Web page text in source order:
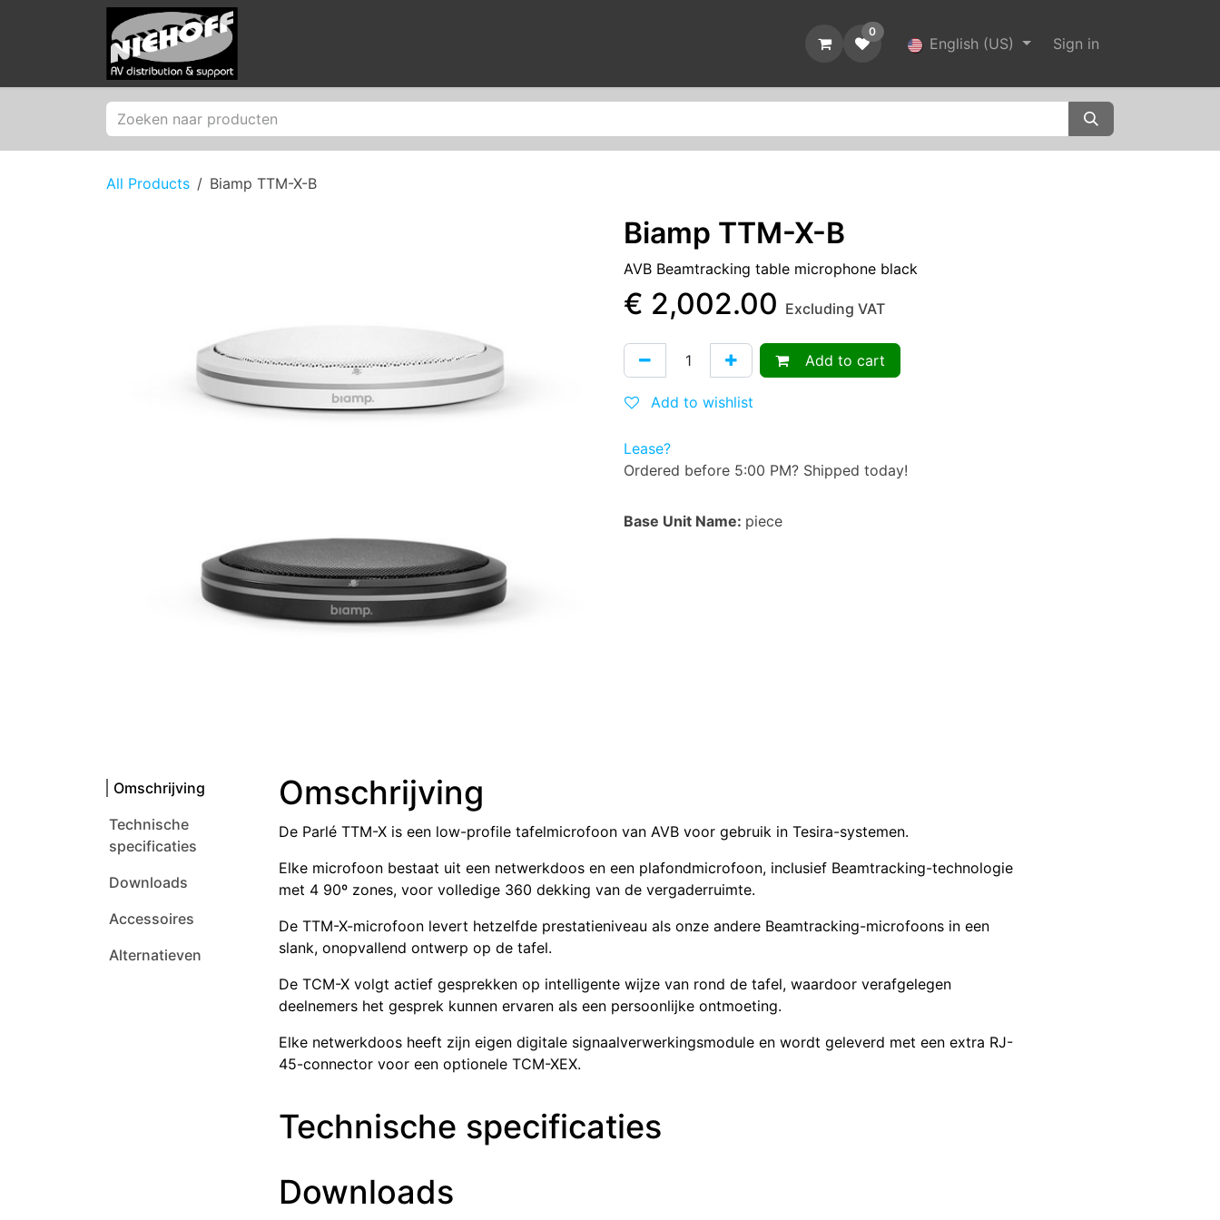
Skip to Content
0
English (US) Sign in
All Products Biamp TTM-X-B
Biamp TTM-X-B
AVB Beamtracking table microphone black
€ 2,002.00 Excluding VAT
Add to cart
Add to wishlist
Lease?
Ordered before 5:00 PM? Shipped today!
Base Unit Name: piece
Omschrijving
Technische
specificaties
Downloads
Accessoires
Alternatieven
Omschrijving
De Parlé TTM-X is een low-profile tafelmicrofoon van AVB voor gebruik in Tesira-systemen.
Elke microfoon bestaat uit een netwerkdoos en een plafondmicrofoon, inclusief Beamtracking-technologie
met 4 90º zones, voor volledige 360 dekking van de vergaderruimte.
De TTM-X-microfoon levert hetzelfde prestatieniveau als onze andere Beamtracking-microfoons in een
slank, onopvallend ontwerp op de tafel.
De TCM-X volgt actief gesprekken op intelligente wijze van rond de tafel, waardoor verafgelegen
deelnemers het gesprek kunnen ervaren als een persoonlijke ontmoeting.
Elke netwerkdoos heeft zijn eigen digitale signaalverwerkingsmodule en wordt geleverd met een extra RJ-
45-connector voor een optionele TCM-XEX.
Technische specificaties
Downloads